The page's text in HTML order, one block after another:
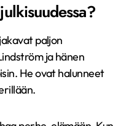
paljon
ja hänen
He ovat halunneet